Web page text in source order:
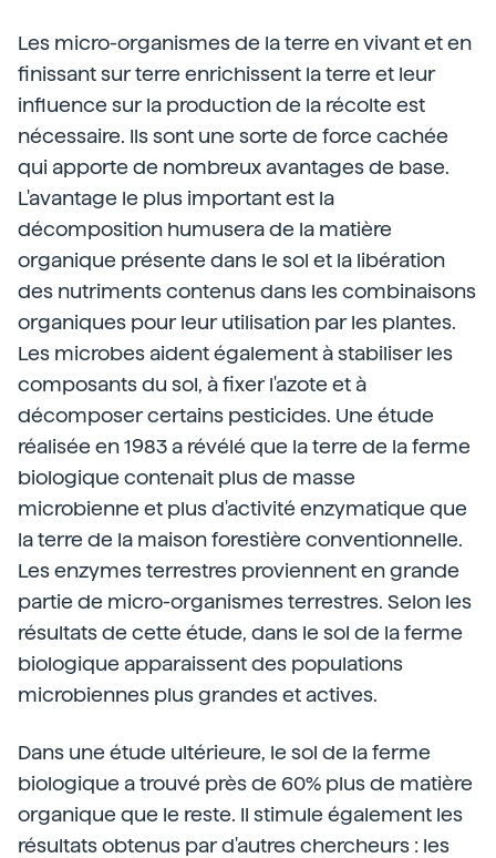
Les micro-organismes de la terre en vivant et en
finissant sur terre enrichissent la terre et leur
influence sur la production de la récolte est
nécessaire. Ils sont une sorte de force cachée
qui apporte de nombreux avantages de base.
L'avantage le plus important est la
décomposition humusera de la matière
organique présente dans le sol et la libération
des nutriments contenus dans les combinaisons
organiques pour leur utilisation par les plantes.
Les microbes aident également à stabiliser les
composants du sol, à fixer l'azote et à
décomposer certains pesticides. Une étude
réalisée en 1983 a révélé que la terre de la ferme
biologique contenait plus de masse
microbienne et plus d'activité enzymatique que
la terre de la maison forestière conventionnelle.
Les enzymes terrestres proviennent en grande
partie de micro-organismes terrestres. Selon les
résultats de cette étude, dans le sol de la ferme
biologique apparaissent des populations
microbiennes plus grandes et actives.
Dans une étude ultérieure, le sol de la ferme
biologique a trouvé près de 60% plus de matière
organique que le reste. Il stimule également les
résultats obtenus par d'autres chercheurs : les